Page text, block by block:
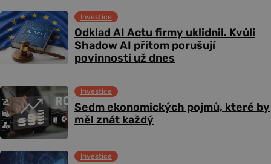
Odklad AI Actu firmy uklidnil. Kvůli
Shadow AI přitom porušují
povinnosti už dnes
Investice
Sedm ekonomických pojmů, které by
měl znát každý
Investice
Investice